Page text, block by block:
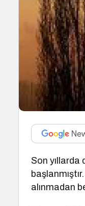
Son yıllarda
alınmadan